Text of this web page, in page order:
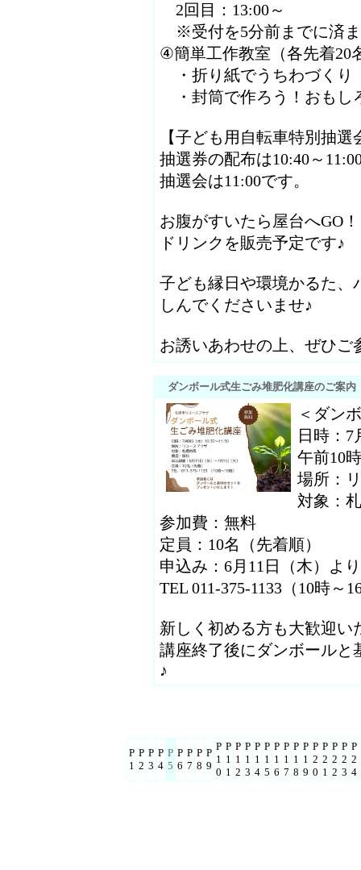
2回目：13:00～
※受付を5分前までに済
④簡単工作教室（各先着20
・折り紙でうちわづくり
・封筒で作ろう！おもし
【子ども用自転車特別抽選
抽選券の配布は10:40～
抽選会は11:00です。
お腹がすいたら屋台へGO
ドリンクを販売予定です♪
子ども縁日や環境かるた、
しんでくださいませ♪
お誘いあわせの上、ぜひご
ダンボール式生ごみ堆肥化講座のご案内
＜ダン
日時：7
午前10
場所：
対象：
参加費：無料
定員：10名（先着順）
申込み：6月11日（木）よ
TEL 011-375-1133（10時～
新しく初める方も大歓迎い
講座終了後にダンボールと
♪
P
1
P
2
P
3
P
4
P
5
P
6
P
7
P
8
P
9
P
1
0
P
1
1
P
1
2
P
1
3
P
1
4
P
1
5
P
1
6
P
1
7
P
1
8
P
1
9
P
2
0
P
2
1
P
2
2
P
2
3
P
2
4